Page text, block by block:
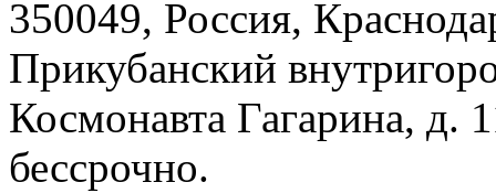
350049, Россия,
Прикубанский
Космонавта Гагарина, д.
бессрочно.